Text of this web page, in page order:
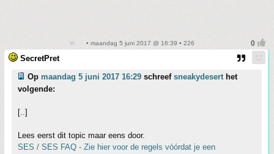
• maandag 5 juni 2017 @ 16:39 • 226
SecretPret
Op maandag 5 juni 2017 16:29 schreef sneakydeserthet
volgende:
[..]
Lees eerst dit topic maar eens door.
SES / SES FAQ - Zie hier voor de regels vóórdat je een